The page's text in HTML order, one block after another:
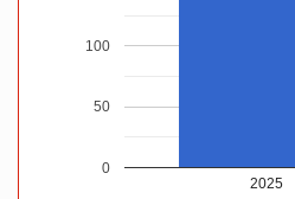
2025
0
50
100